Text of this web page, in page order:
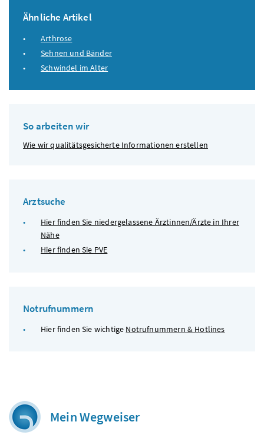
Ähnliche Artikel
Arthrose
Sehnen und Bänder
Schwindel im Alter
So arbeiten wir
Wie wir qualitätsgesicherte Informationen erstellen
Arztsuche
Hier finden Sie niedergelassene Ärztinnen/Ärzte in Ihrer
Nähe
Hier finden Sie PVE
Notrufnummern
Hier finden Sie wichtige Notrufnummern & Hotlines
Mein Wegweiser